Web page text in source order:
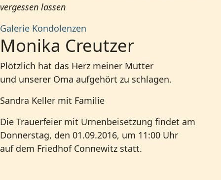
vergessen lassen
Galerie Kondolenzen
Monika Creutzer
Plötzlich hat das Herz meiner Mutter
und unserer Oma aufgehört zu schlagen.
Sandra Keller mit Familie
Die Trauerfeier mit Urnenbeisetzung findet am
Donnerstag, den 01.09.2016, um 11:00 Uhr
auf dem Friedhof Connewitz statt.